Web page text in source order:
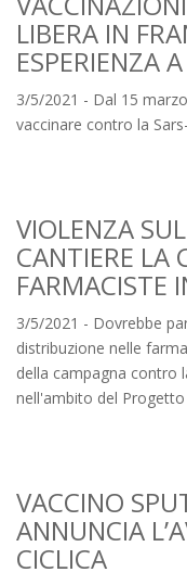
LIBERA IN
ESPERIENZA
3/5/2021 - Dal 15
vaccinare contro la
VIOLENZA
CANTIERE LA
FARMACISTE
3/5/2021 - Dovrebbe
distribuzione nelle
della campagna contro
nell'ambito del
VACCINO
ANNUNCIA
CICLICA